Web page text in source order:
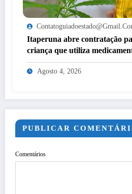
Itaperuna abre contratação
criança que utiliza
cannabis por decisão judicial
Agosto 4, 2026
PUBLICAR
Comentários